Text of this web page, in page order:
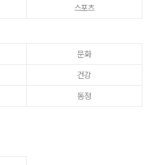
스포츠
문화
건강
동정